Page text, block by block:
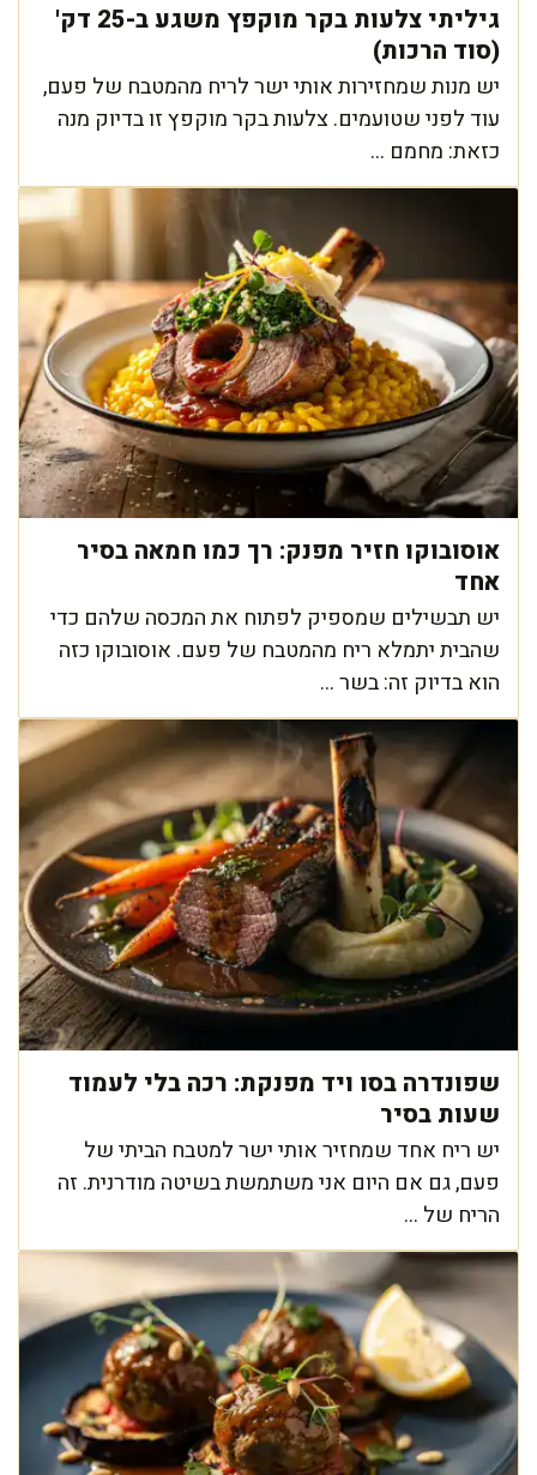
גיליתי צלעות בקר מוקפץ משגע ב-25 דק'
(סוד הרכות)
יש מנות שמחזירות אותי ישר לריח מהמטבח של פעם,
עוד לפני שטועמים. צלעות בקר מוקפץ זו בדיוק מנה
כזאת: מחמם ...
אוסובוקו חזיר מפנק: רך כמו חמאה בסיר
אחד
יש תבשילים שמספיק לפתוח את המכסה שלהם כדי
שהבית יתמלא ריח מהמטבח של פעם. אוסובוקו כזה
הוא בדיוק זה: בשר ...
שפונדרה בסו ויד מפנקת: רכה בלי לעמוד
שעות בסיר
יש ריח אחד שמחזיר אותי ישר למטבח הביתי של
פעם, גם אם היום אני משתמשת בשיטה מודרנית. זה
הריח של ...